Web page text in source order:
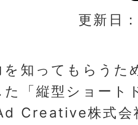
更新日
を知ってもらうた
た「縦型ショート
Creative株式会